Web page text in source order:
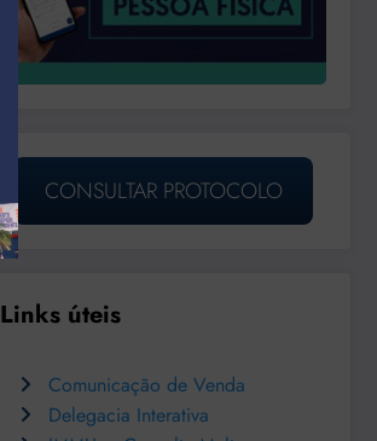
CONSULTAR PROTOCOLO
Links úteis
Comunicação de Venda
Delegacia Interativa